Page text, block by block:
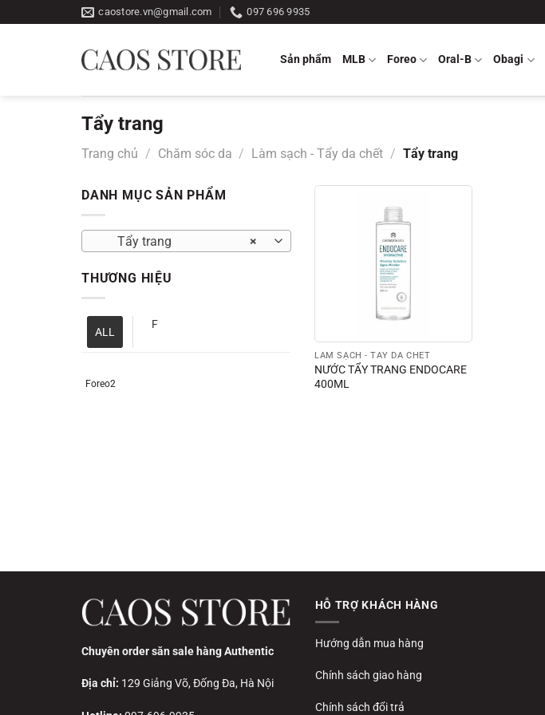
qua
caostore.vn@gmail.com 097 696 9935
Sản phẩm MLB Foreo Oral-B Obagi
Tẩy trang
Trang chủ / Chăm sóc da / Làm sạch - Tẩy da chết / Tẩy trang
DANH MỤC SẢN PHẨM
×
Tẩy trang
THƯƠNG HIỆU
ALL
F
Foreo2
LÀM SẠCH - TẨY DA CHẾT
NƯỚC TẨY TRANG ENDOCARE
400ML
Chuyên order săn sale hàng Authentic
Địa chỉ: 129 Giảng Võ, Đống Đa, Hà Nội
HỖ TRỢ KHÁCH HÀNG
Hướng dẫn mua hàng
Chính sách giao hàng
Chính sách đổi trả